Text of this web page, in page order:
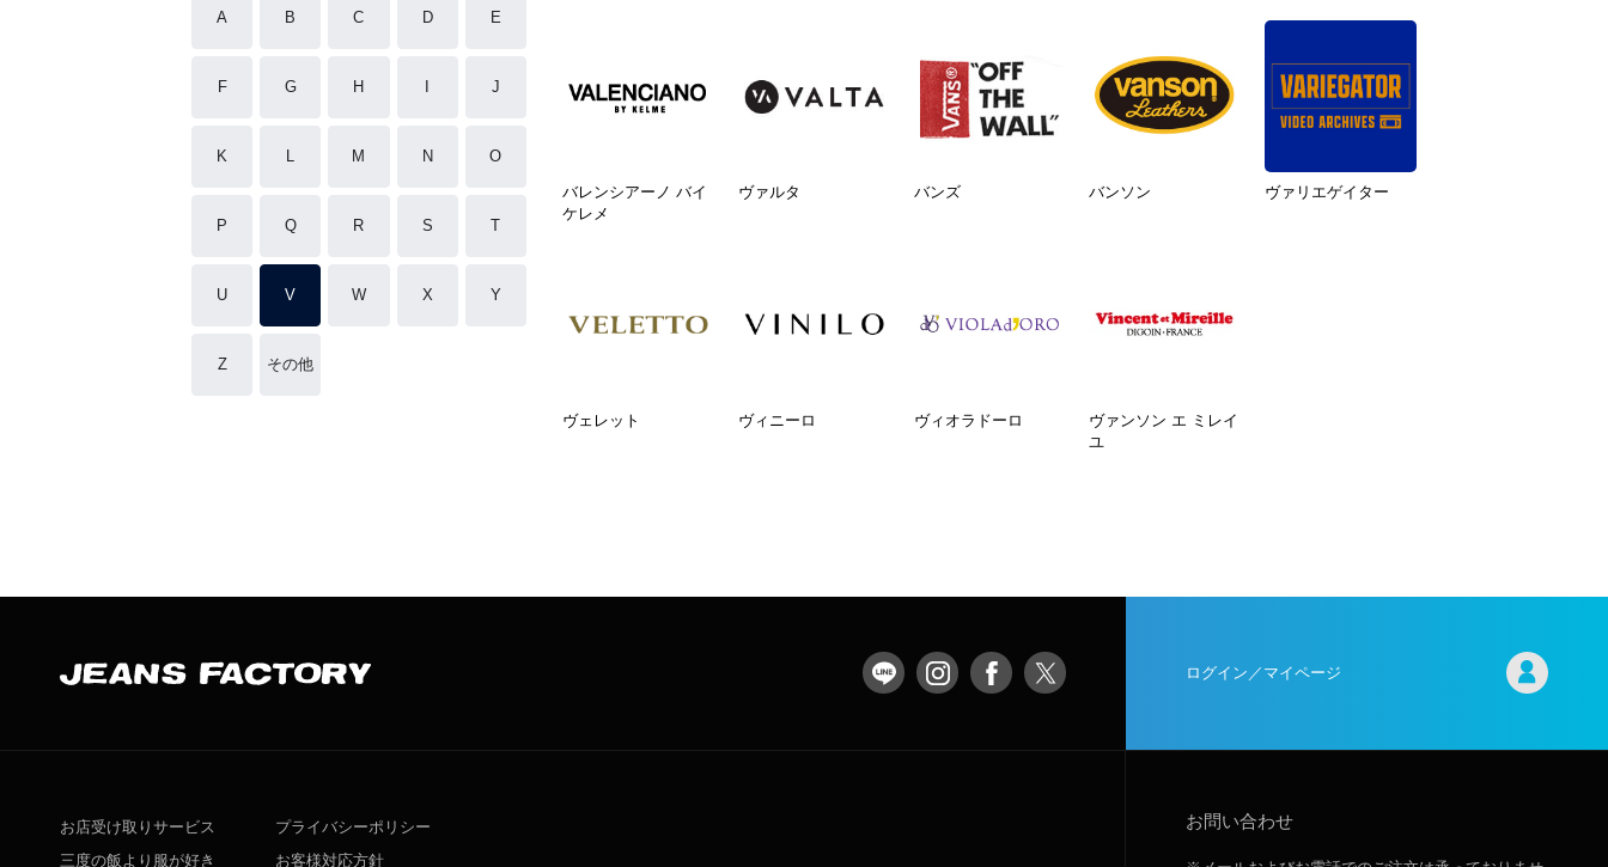
A B C D E
F G H J
K L M N O
P Q R S T
U V W X Y
Z その他
バレンシアーノ バイ
ケレメ
ヴァルタ バンズ バンソン ヴァリエゲイター
ヴェレット ヴィニーロ ヴィオラドーロ
ヴァンソン エ ミレイ
ユ
ログイン／マイページ
お店受け取りサービス
三度の飯より服が好き
プライバシーポリシー
お客様対応方針
お問い合わせ